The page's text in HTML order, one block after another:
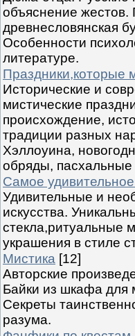
объяснение жестов.
древнесловянская
Особенности
литературе.
Праздники,которые
Исторические и
мистические
происхождение,
традиции разных
Хэллоуина,
обряды,
Самое удивительное
Удивительные и
искусства.
стекла,ритуальные
украшения в стиле
Мистика [12]
Авторские
Байки из шкафа для
Секреты
разума.